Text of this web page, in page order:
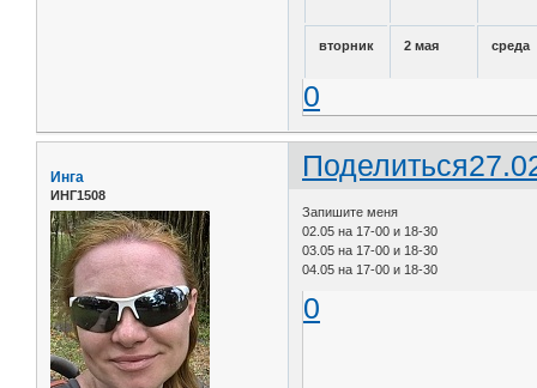
вторник 2 мая среда
0
Поделиться
Инга
ИНГ1508
Запишите меня
02.05 на 17-00 и 18-30
03.05 на 17-00 и 18-30
04.05 на 17-00 и 18-30
0